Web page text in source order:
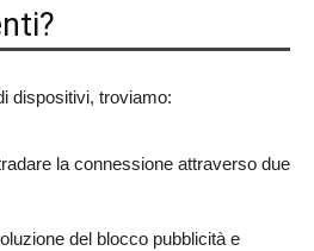
dispositivi, troviamo:
la connessione attraverso due
del blocco pubblicità e